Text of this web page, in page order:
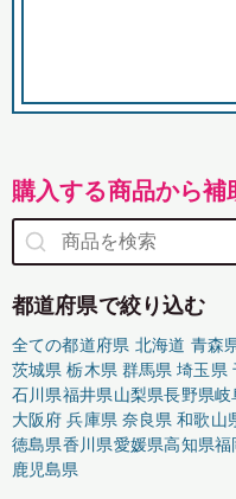
購入する商品から補
都道府県で絞り込む
全ての都道府県 北海道 青森
茨城県 栃木県 群馬県 埼玉県
石川県福井県山梨県長野県岐
大阪府 兵庫県 奈良県 和歌山
徳島県香川県愛媛県高知県福
鹿児島県